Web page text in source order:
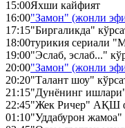
15:00Яхши кайфият
16:00"Замон" (жонли
17:15"Биргаликда"
18:00турикия сериали
19:00"Эслаб, эслаб..."
20:00"Замон" (жонли
20:20"Талант шоу"
21:15"Дунёнинг
22:45"Жек Ричер" АҚШ
01:10"Уддабурон